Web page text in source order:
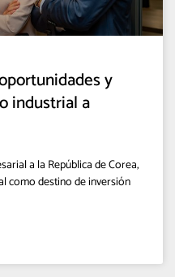
y
industrial a
a la República de Corea,
como destino de inversión